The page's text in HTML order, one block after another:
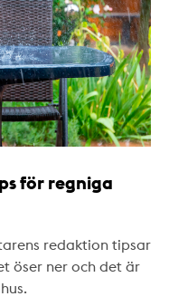
för regniga
redaktion tipsar
öser ner och det är